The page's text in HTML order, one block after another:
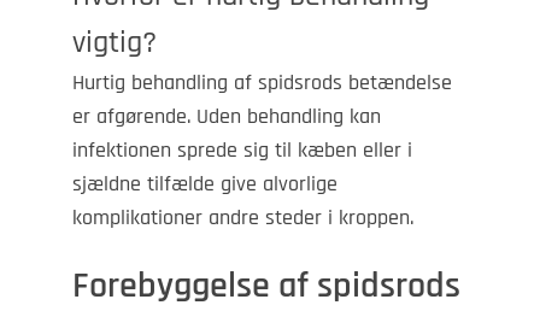
vigtig?
Hurtig behandling af spidsrods betændelse
er afgørende. Uden behandling kan
infektionen sprede sig til kæben eller i
sjældne tilfælde give alvorlige
komplikationer andre steder i kroppen.
Forebyggelse af spidsrods